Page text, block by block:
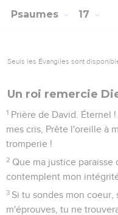
Psaumes 17
Seuls les Évangiles sont
Un roi remercie
1 Prière de David. Éternel
mes cris, Prête l'oreille à
tromperie !
2 Que ma justice paraisse
contemplent mon
3 Si tu sondes mon
m'éprouves, tu ne